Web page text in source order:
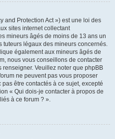
and Protection Act ») est une loi des
sites internet collectant
mineurs âgés de moins de 13 ans un
tuteurs légaux des mineurs concernés.
également aux mineurs âgés de
nous vous conseillons de contacter
Veuillez noter que phpBB
ne peuvent pas vous proposer
être contactés à ce sujet, excepté
« Qui dois-je contacter à propos de
à ce forum ? ».